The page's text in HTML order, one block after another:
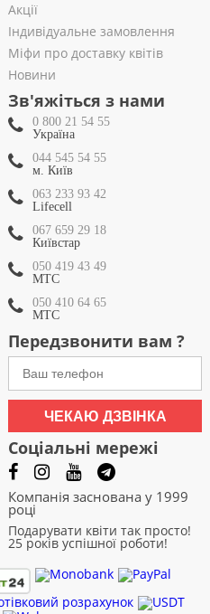
Акції
Індивідуальне замовлення
Міфи про доставку квітів
Новини
Зв'яжіться з нами
0 800 21 54 55
Україна
044 545 54 55
м. Київ
063 233 93 42
Lifecell
067 659 29 18
Київстар
050 419 43 49
МТС
050 410 64 65
МТС
Передзвонити вам ?
ЧЕКАЮ ДЗВІНКА
Соціальні мережі
Компанія заснована у 1999
році
Подарувати квіти так просто!
25 років успішної роботи!